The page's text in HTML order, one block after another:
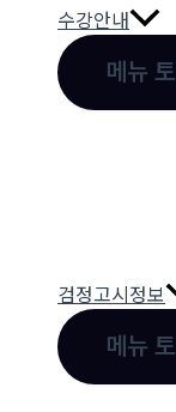
수강안내
메뉴
검정고시정보
메뉴